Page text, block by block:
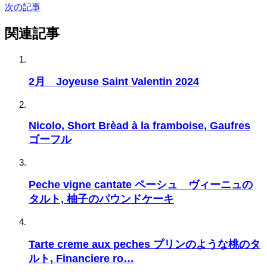
次の記事
関連記事
2月 Joyeuse Saint Valentin 2024
Nicolo, Short Brèad à la framboise, Gaufres
ゴーフル
Peche vigne cantate ペーシュ ヴィーニュの
タルト, 柚子のパウンドケーキ
Tarte creme aux peches プリンのような桃のタ
ルト, Financiere ro…